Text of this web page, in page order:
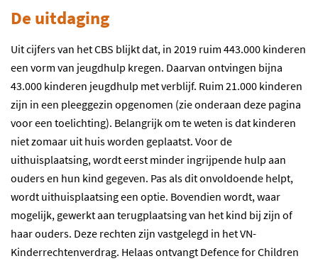
De uitdaging
Uit cijfers van het CBS blijkt dat, in 2019 ruim 443.000 kinderen
een vorm van jeugdhulp kregen. Daarvan ontvingen bijna
43.000 kinderen jeugdhulp met verblijf. Ruim 21.000 kinderen
zijn in een pleeggezin opgenomen (zie onderaan deze pagina
voor een toelichting). Belangrijk om te weten is dat kinderen
niet zomaar uit huis worden geplaatst. Voor de
uithuisplaatsing, wordt eerst minder ingrijpende hulp aan
ouders en hun kind gegeven. Pas als dit onvoldoende helpt,
wordt uithuisplaatsing een optie. Bovendien wordt, waar
mogelijk, gewerkt aan terugplaatsing van het kind bij zijn of
haar ouders. Deze rechten zijn vastgelegd in het VN-
Kinderrechtenverdrag. Helaas ontvangt Defence for Children